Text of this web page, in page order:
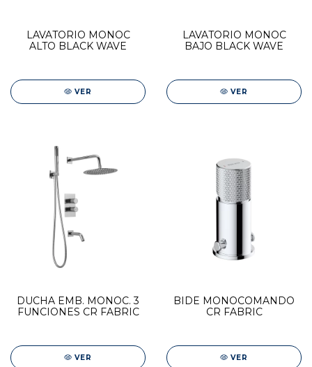
LAVATORIO MONOC
ALTO BLACK WAVE
VER
LAVATORIO MONOC
BAJO BLACK WAVE
VER
DUCHA EMB. MONOC. 3
FUNCIONES CR FABRIC
VER
BIDE MONOCOMANDO
CR FABRIC
VER